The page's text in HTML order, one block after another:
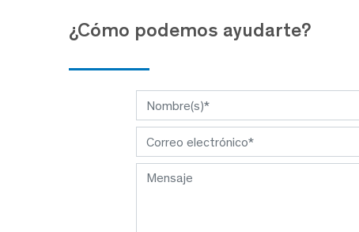
¿Cómo podemos ayudarte?